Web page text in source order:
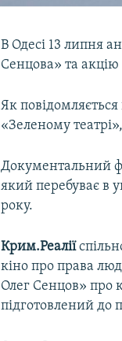
В Одесі 13 липня
Сенцова» та
Як
«Зеленому
Документальний
який перебуває в
року.
Крим.Реалії
кіно про права
Олег Сенцов» про
підготовлений до